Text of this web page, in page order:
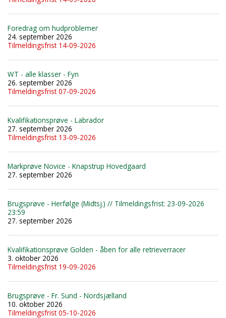
Foredrag om hudproblemer
24. september 2026
Tilmeldingsfrist 14-09-2026
WT - alle klasser - Fyn
26. september 2026
Tilmeldingsfrist 07-09-2026
Kvalifikationsprøve - Labrador
27. september 2026
Tilmeldingsfrist 13-09-2026
Markprøve Novice - Knapstrup Hovedgaard
27. september 2026
Brugsprøve - Herfølge (Midtsj.) // Tilmeldingsfrist: 23-09-2026
23:59
27. september 2026
Kvalifikationsprøve Golden - åben for alle retrieverracer
3. oktober 2026
Tilmeldingsfrist 19-09-2026
Brugsprøve - Fr. Sund - Nordsjælland
10. oktober 2026
Tilmeldingsfrist 05-10-2026